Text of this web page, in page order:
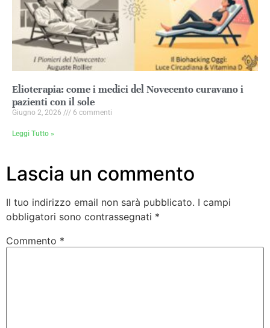
Elioterapia: come i medici del Novecento curavano i
pazienti con il sole
Giugno 2, 2026 6 commenti
Leggi Tutto »
Lascia un commento
Il tuo indirizzo email non sarà pubblicato. I campi
obbligatori sono contrassegnati *
Commento *